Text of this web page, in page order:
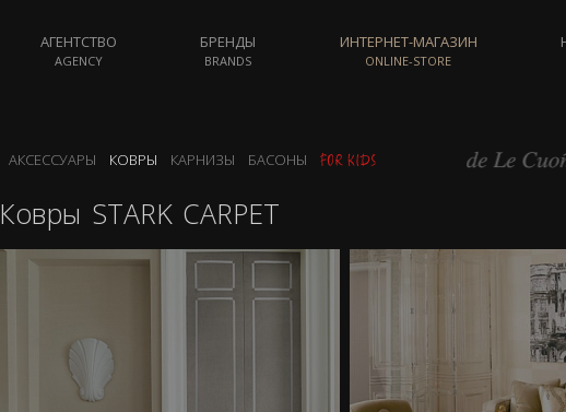
АГЕНТСТВО
AGENCY
БРЕНДЫ
BRANDS
ИНТЕРНЕТ-МАГАЗИН
ONLINE-STORE
АКСЕССУАРЫ КОВРЫ КАРНИЗЫ БАСОНЫ
Ковры STARK CARPET